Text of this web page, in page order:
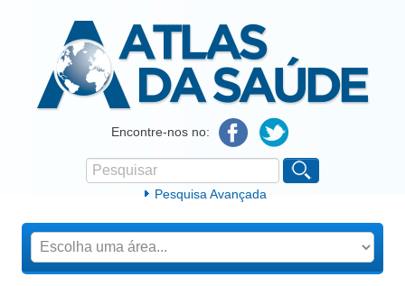
Atlas da SaúdeEncontre-nos no:
Formulário de procura
Pesquisar
Pesquisa Avançada